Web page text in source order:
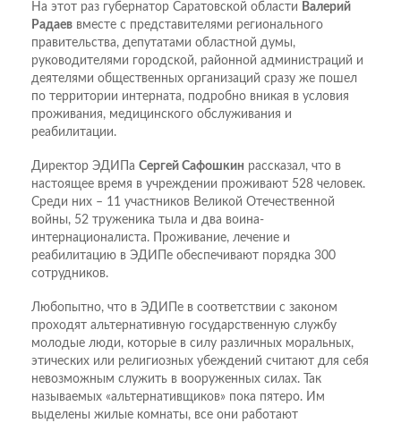
На этот раз губернатор Саратовской области Валерий
Радаев вместе с представителями регионального
правительства, депутатами областной думы,
руководителями городской, районной администраций и
деятелями общественных организаций сразу же пошел
по территории интерната, подробно вникая в условия
проживания, медицинского обслуживания и
реабилитации.
Директор ЭДИПа Сергей Сафошкин рассказал, что в
настоящее время в учреждении проживают 528 человек.
Среди них – 11 участников Великой Отечественной
войны, 52 труженика тыла и два воина-
интернационалиста. Проживание, лечение и
реабилитацию в ЭДИПе обеспечивают порядка 300
сотрудников.
Любопытно, что в ЭДИПе в соответствии с законом
проходят альтернативную государственную службу
молодые люди, которые в силу различных моральных,
этических или религиозных убеждений считают для себя
невозможным служить в вооруженных силах. Так
называемых «альтернативщиков» пока пятеро. Им
выделены жилые комнаты, все они работают